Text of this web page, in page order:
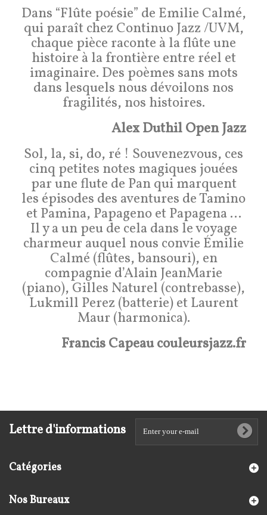
Dans “Flûte poésie” de Emilie Calmé,
qui paraît chez Continuo Jazz /UVM,
chaque pièce raconte à la flûte une
histoire à la frontière entre réel et
imaginaire. Des poèmes sans mots
dans lesquels nous dévoilons nos
fragilités, nos histoires.
Alex Duthil Open Jazz
Sol, la, si, do, ré ! Souvenezvous, ces
cinq petites notes magiques jouées
par une flute de Pan qui marquent
les épisodes des aventures de Tamino
et Pamina, Papageno et Papagena …
Il y a un peu de cela dans le voyage
charmeur auquel nous convie Émilie
Calmé (flûtes, bansouri), en
compagnie d’Alain JeanMarie
(piano), Gilles Naturel (contrebasse),
Lukmill Perez (batterie) et Laurent
Maur (harmonica).
Francis Capeau couleursjazz.fr
Lettre d'informations
Catégories
Nos Bureaux